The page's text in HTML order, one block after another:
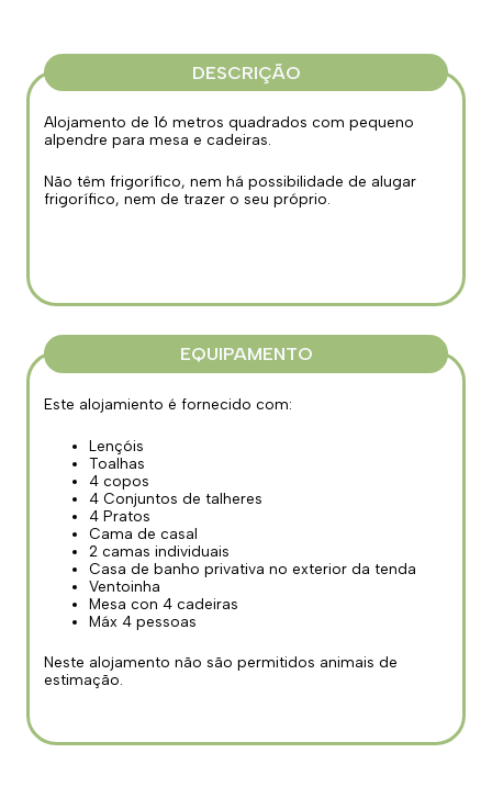
DESCRIÇÃO
Alojamento de 16 metros quadrados com pequeno
alpendre para mesa e cadeiras.
Não têm frigorífico, nem há possibilidade de alugar
frigorífico, nem de trazer o seu próprio.
EQUIPAMENTO
Este alojamiento é fornecido com:
Lençóis
Toalhas
4 copos
4 Conjuntos de talheres
4 Pratos
Cama de casal
2 camas individuais
Casa de banho privativa no exterior da tenda
Ventoinha
Mesa con 4 cadeiras
Máx 4 pessoas
Neste alojamento não são permitidos animais de
estimação.